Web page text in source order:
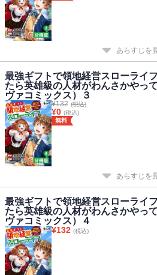
あらすじを
最強ギフトで領地経営スローライ
たら英雄級の人材がわんさかやっ
ヴァコミックス）３
¥132 (税込)
¥0 (税込)
無料
あらすじを
最強ギフトで領地経営スローライ
たら英雄級の人材がわんさかやっ
ヴァコミックス）４
¥132 (税込)